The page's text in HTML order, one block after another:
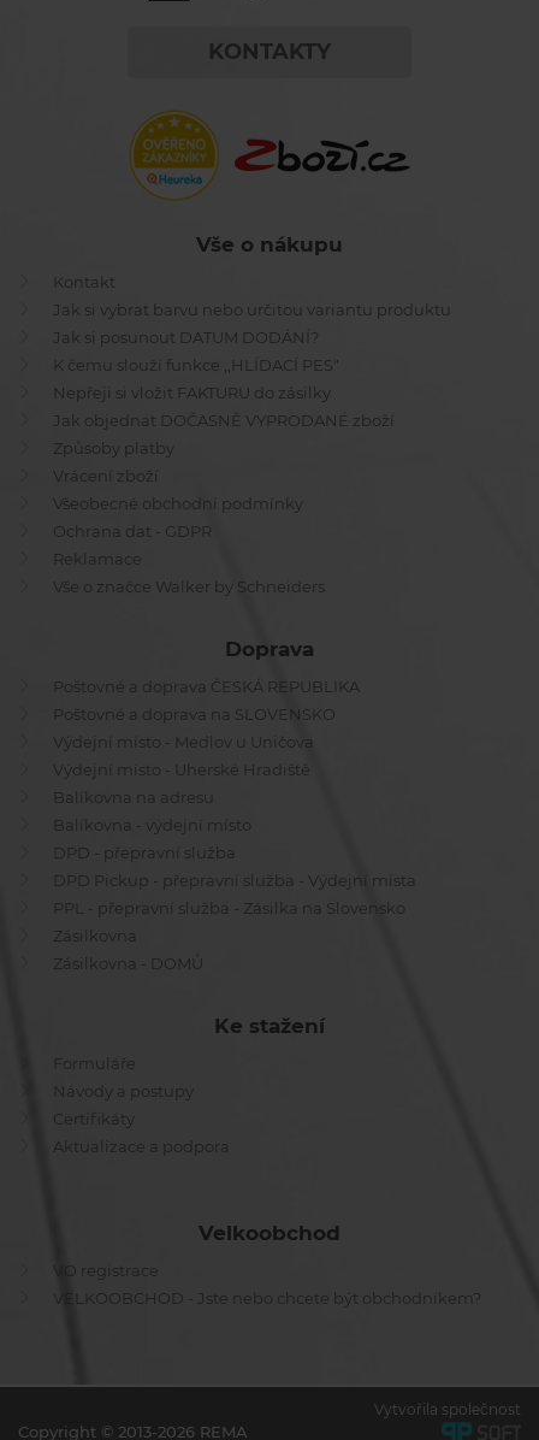
KONTAKTY
Vše o nákupu
Kontakt
Jak si vybrat barvu nebo určitou variantu produktu
Jak si posunout DATUM DODÁNÍ?
K čemu slouží funkce ,,HLÍDACÍ PES"
Nepřeji si vložit FAKTURU do zásilky
Jak objednat DOČASNĚ VYPRODANÉ zboží
Způsoby platby
Vrácení zboží
Všeobecné obchodní podmínky
Ochrana dat - GDPR
Reklamace
Vše o značce Walker by Schneiders
Doprava
Poštovné a doprava ČESKÁ REPUBLIKA
Poštovné a doprava na SLOVENSKO
Výdejní místo - Medlov u Uničova
Výdejní místo - Uherské Hradiště
Balíkovna na adresu
Balíkovna - výdejní místo
DPD - přepravní služba
DPD Pickup - přepravní služba - Výdejní místa
PPL - přepravní služba - Zásilka na Slovensko
Zásilkovna
Zásilkovna - DOMŮ
Ke stažení
Formuláře
Návody a postupy
Certifikáty
Aktualizace a podpora
Velkoobchod
VO registrace
VELKOOBCHOD - Jste nebo chcete být obchodníkem?
Copyright © 2013-2026 REMA
Vytvořila společnost